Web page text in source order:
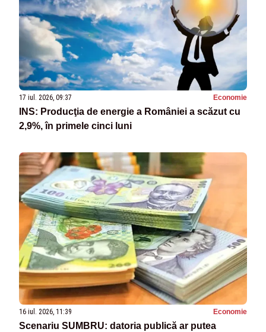
17 iul. 2026, 09:37 Economie
INS: Producţia de energie a României a scăzut cu
2,9%, în primele cinci luni
16 iul. 2026, 11:39 Economie
Scenariu SUMBRU: datoria publică ar putea